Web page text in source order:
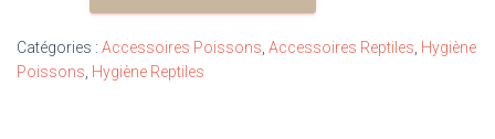
Catégories : Accessoires Poissons Accessoires Reptiles Hygiène
Poissons Hygiène Reptiles